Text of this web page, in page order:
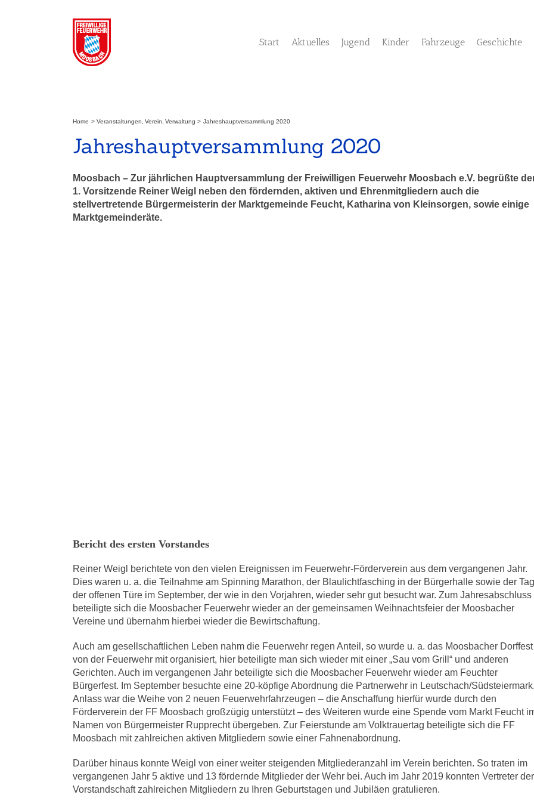
Start Aktuelles Jugend Kinder Fahrzeuge Geschichte
Home Veranstaltungen Verein Verwaltung Jahres­haupt­versammlung 2020
Jahres­haupt­versammlung 2020
Moosbach – Zur jährlichen Hauptversammlung der Freiwilligen Feuerwehr Moosbach e.V. begrüßte
1. Vorsitzende Reiner Weigl neben den fördernden, aktiven und Ehrenmitgliedern auch die
stellvertretende Bürgermeisterin der Marktgemeinde Feucht, Katharina von Kleinsorgen, sowie einige
Marktgemeinderäte.
Bericht des ersten Vorstandes
Reiner Weigl berichtete von den vielen Ereignissen im Feuerwehr-Förderverein aus dem vergangenen Jahr.
Dies waren u. a. die Teilnahme am Spinning Marathon, der Blaulichtfasching in der Bürgerhalle sowie der Tag
der offenen Türe im September, der wie in den Vorjahren, wieder sehr gut besucht war. Zum Jahresabschluss
beteiligte sich die Moosbacher Feuerwehr wieder an der gemeinsamen Weihnachtsfeier der Moosbacher
Vereine und übernahm hierbei wieder die Bewirtschaftung.
Auch am gesellschaftlichen Leben nahm die Feuerwehr regen Anteil, so wurde u. a. das Moosbacher Dorffest
von der Feuerwehr mit organisiert, hier beteiligte man sich wieder mit einer „Sau vom Grill“ und anderen
Gerichten. Auch im vergangenen Jahr beteiligte sich die Moosbacher Feuerwehr wieder am Feuchter
Bürgerfest. Im September besuchte eine 20-köpfige Abordnung die Partnerwehr in Leutschach/Südsteiermark.
Anlass war die Weihe von 2 neuen Feuerwehrfahrzeugen – die Anschaffung hierfür wurde durch den
Förderverein der FF Moosbach großzügig unterstützt – des Weiteren wurde eine Spende vom Markt Feucht
Namen von Bürgermeister Rupprecht übergeben. Zur Feierstunde am Volktrauertag beteiligte sich die FF
Moosbach mit zahlreichen aktiven Mitgliedern sowie einer Fahnenabordnung.
Darüber hinaus konnte Weigl von einer weiter steigenden Mitgliederanzahl im Verein berichten. So traten im
vergangenen Jahr 5 aktive und 13 fördernde Mitglieder der Wehr bei. Auch im Jahr 2019 konnten Vertreter der
Vorstandschaft zahlreichen Mitgliedern zu Ihren Geburtstagen und Jubiläen gratulieren.